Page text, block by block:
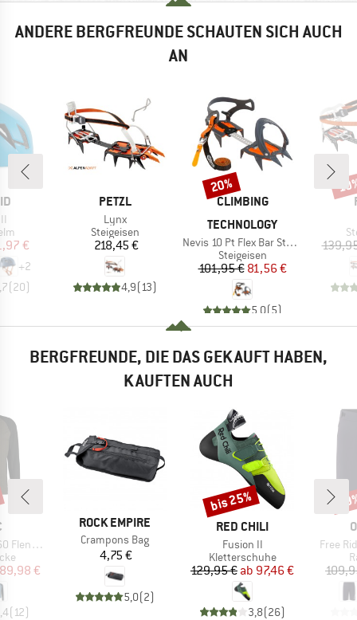
ANDERE BERGFREUNDE SCHAUTEN SICH AUCH
AN
Preis
€
+2
(20)
MARKE
PETZL
Artikel
Lynx
Produktgruppe
Steigeisen
Preis
218,45 €
4,9( 13)
MARKE
CLIMBING
TECHNOLOGY
Artikel
Nevis 10 Pt Flex Bar Stainless Steel
Produktgruppe
Steigeisen
Preis
101,95 €reduzierter Preis
81,56 €
5,0(5)
Rabatt
20%
BERGFREUNDE, DIE DAS GEKAUFT HABEN,
KAUFTEN AUCH
Jacket
Preis
89,98 €
(12)
MARKE
ROCK EMPIRE
Artikel
Crampons Bag
Preis
4,75 €
5,0(2)
MARKE
RED CHILI
Artikel
Fusion II
Produktgruppe
Kletterschuhe
Preis
129,95 € reduzierter Preis
ab 97,46 €
3,8(26)
Rabatt
bis 25%
Artikel
Free